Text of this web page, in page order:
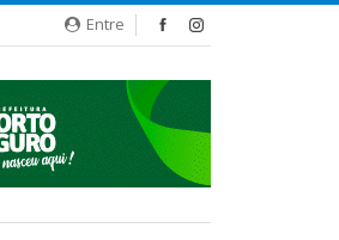
Entre